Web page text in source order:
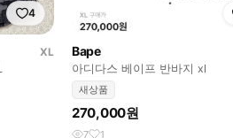
4
XL
Bape
아디다스 베이프 반바지 xl
새상품
270,000원
7 1